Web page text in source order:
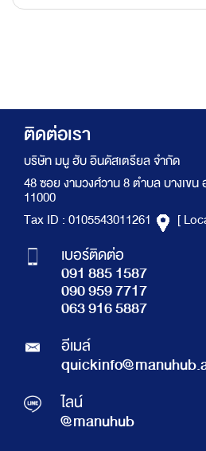
ติดต่อเรา
บริษัท มนู ฮับ อินดัสเตรียล จำกัด
48 ซอย งามวงศ์วาน 8 ตำบล บางเขน
11000
Tax ID : 0105543011261
[
เบอร์ติดต่อ
091 885 1587
090 959 7717
063 916 5887
อีเมล์
ไลน์
@manuhub